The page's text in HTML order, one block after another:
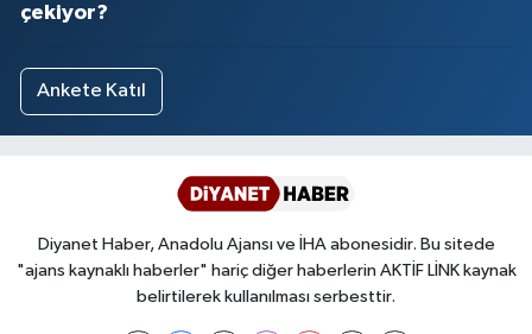
çekiyor?
Ankete Katıl
Diyanet Haber, Anadolu Ajansı ve İHA abonesidir. Bu sitede
"ajans kaynaklı haberler" hariç diğer haberlerin AKTİF LİNK kaynak
belirtilerek kullanılması serbesttir.